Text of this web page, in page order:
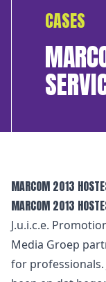
CASES
MARCOM 2013
MARCOM 2013
J.u.i.c.e.
Media Groep
for professionals.